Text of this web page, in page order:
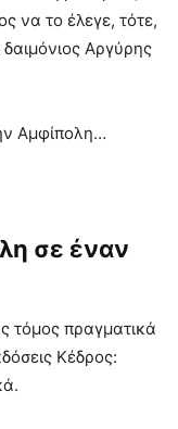
να το έλεγε, τότε,
Αργύρης
Αμφίπολη…
σε έναν
τόμος πραγματικά
Κέδρος: